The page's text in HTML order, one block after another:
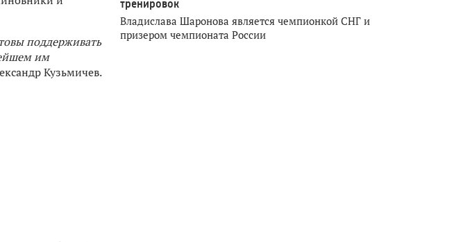
поддерживать
им
Кузьмичев.
тренировок
Владислава Шаронова является чемпионкой СНГ и
призером чемпионата России